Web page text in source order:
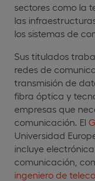
sectores como la
las
los sistemas de
Sus titulados
redes de
transmisión de
fibra óptica y
empresas que
comunicación. El
Universidad
incluye
comunicación,
ingeniero de